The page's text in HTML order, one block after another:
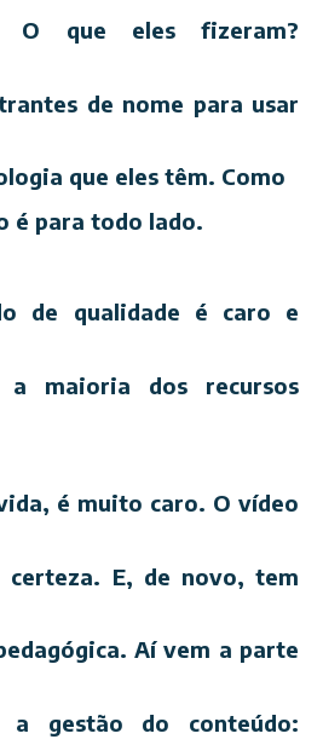
O que eles fizeram?
de nome para usar
que eles têm. Como
é para todo lado.
de qualidade é caro e
maioria dos recursos
é muito caro. O vídeo
certeza. E, de novo, tem
Aí vem a parte
a gestão do conteúdo: